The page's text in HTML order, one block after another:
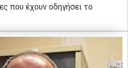
που έχουν οδηγήσει το